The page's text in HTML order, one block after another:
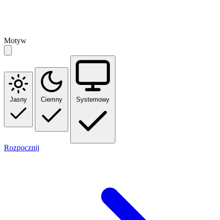
Motyw
Jasny Ciemny Systemowy
Rozpocznij